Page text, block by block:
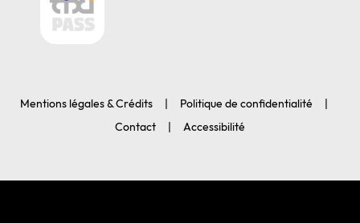
Mentions légales & Crédits
Politique de confidentialité
Contact
Accessibilité